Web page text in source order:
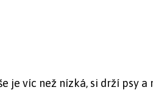
je víc než nízká, si drží psy